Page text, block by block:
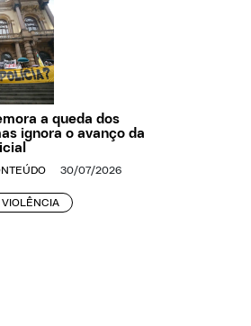
a queda dos
ignora o avanço da
30/07/2026
VIOLÊNCIA